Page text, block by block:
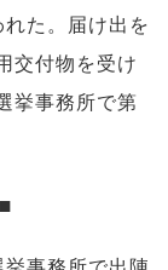
た。届け出を
交付物を受け
挙事務所で第